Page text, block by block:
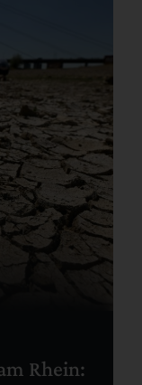
Rhein: